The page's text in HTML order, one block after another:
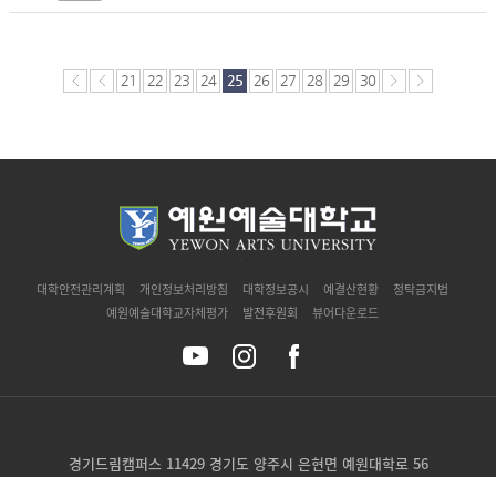
21 22 23 24 25 26 27 28 29 30
대학안전관리계획 개인정보처리방침 대학정보공시 예결산현황
청탁금지법
예원예술대학교자체평가
발전후원회 뷰어다운로드
경기드림캠퍼스 11429 경기도 양주시 은현면 예원대학로 56